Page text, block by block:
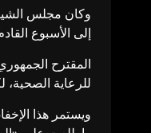
وكان مجلس
إلى الأسبوع
المقترح
للرعاية